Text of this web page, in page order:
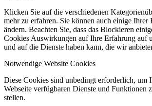
Klicken Sie auf die verschiedenen
mehr zu erfahren. Sie können auch einige Ihrer
ändern. Beachten Sie, dass das Blockieren
Cookies Auswirkungen auf Ihre Erfahrung auf
und auf die Dienste haben kann, die wir
Notwendige Website Cookies
Diese Cookies sind unbedingt erforderlich, um
Webseite verfügbaren Dienste und Funktionen
stellen.